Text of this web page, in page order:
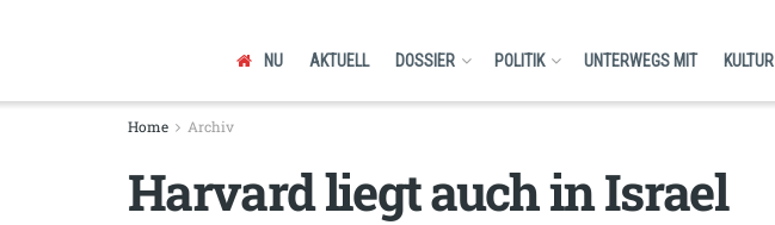
NU AKTUELL DOSSIER POLITIK UNTERWEGS MIT KULTUR
Home Archiv
Harvard liegt auch in Israel